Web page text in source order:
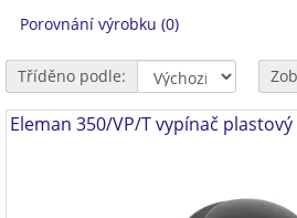
Porovnání výrobku (0)
Tříděno podle:
Eleman 350/VP/T vypínač